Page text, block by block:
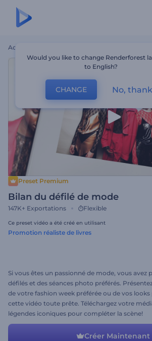
Accueil
Preset Premium
Bilan du défilé de mode
147K+ Exportations Flexible
Ce preset vidéo a été créé en utilisant
Promotion réaliste de livres
Si vous êtes un passionné de mode, vous avez
défilés et des séances photo préférés.
de votre fashion week préférée ou de vos looks
cette vidéo toute prête. Téléchargez votre
légendes iconiques pour compléter la scène!
Créer Maintenant
Would you like to change Renderforest
to English?
CHANGE No,